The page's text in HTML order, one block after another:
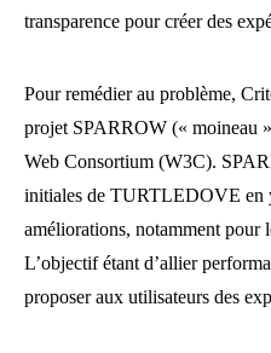
transparence pour créer des
Pour remédier au problème,
projet SPARROW (« moineau
Web Consortium (W3C).
initiales de TURTLEDOVE en
améliorations, notamment pour
L’objectif étant d’allier
proposer aux utilisateurs des